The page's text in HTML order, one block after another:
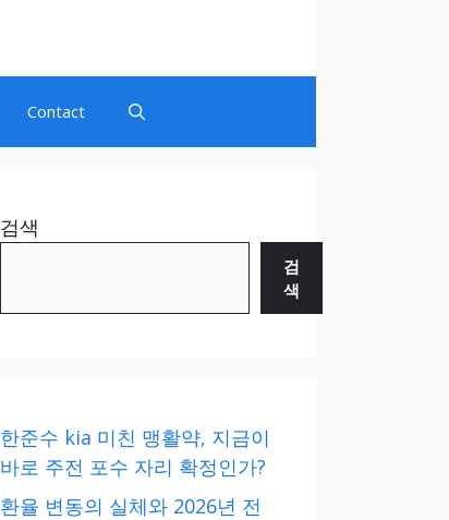
Contact
검색
검
색
한준수 kia 미친 맹활약, 지금이
바로 주전 포수 자리 확정인가?
환율 변동의 실체와 2026년 전